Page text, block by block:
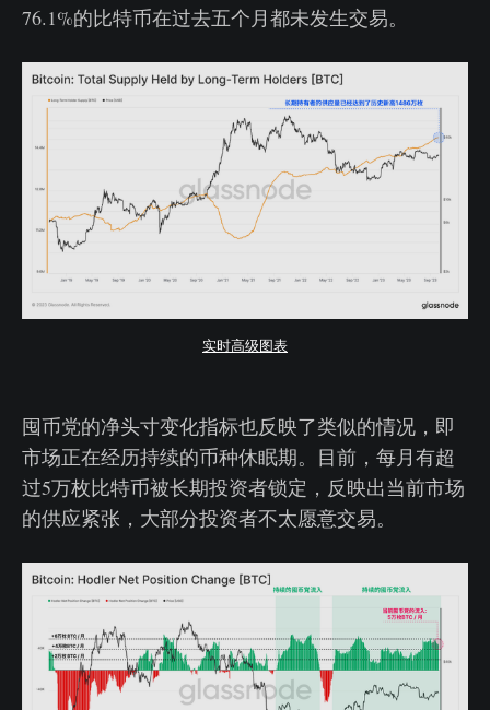
76.1%的比特币在过去五个月都未发生交易。
实时高级图表
囤币党的净头寸变化指标也反映了类似的情况，即
市场正在经历持续的币种休眠期。目前，每月有超
过5万枚比特币被长期投资者锁定，反映出当前市场
的供应紧张，大部分投资者不太愿意交易。